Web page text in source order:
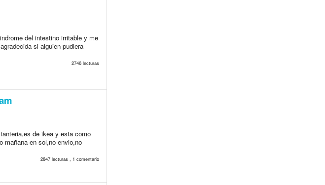
del intestino irritable y me
si alguien pudiera
2746 lecturas
de ikea y esta como
mañana en sol,no envio,no
2847 lecturas , 1 comentario